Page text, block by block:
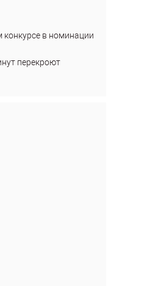
конкурсе в номинации
перекроют